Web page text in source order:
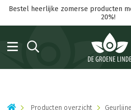
Bestel heerlijke zomerse producten
20%!
Producten overzicht